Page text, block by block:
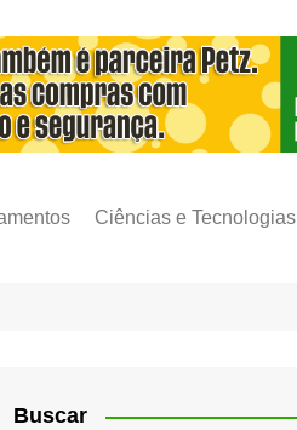
Ciências e Tecnologias
Buscar